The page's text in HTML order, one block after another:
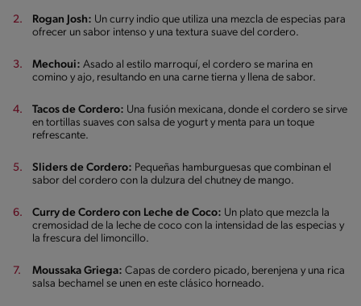
Rogan Josh: Un curry indio que utiliza una mezcla de especias para
ofrecer un sabor intenso y una textura suave del cordero.
Mechoui: Asado al estilo marroquí, el cordero se marina en
comino y ajo, resultando en una carne tierna y llena de sabor.
Tacos de Cordero: Una fusión mexicana, donde el cordero se sirve
en tortillas suaves con salsa de yogurt y menta para un toque
refrescante.
Sliders de Cordero: Pequeñas hamburguesas que combinan el
sabor del cordero con la dulzura del chutney de mango.
Curry de Cordero con Leche de Coco: Un plato que mezcla la
cremosidad de la leche de coco con la intensidad de las especias y
la frescura del limoncillo.
Moussaka Griega: Capas de cordero picado, berenjena y una rica
salsa bechamel se unen en este clásico horneado.